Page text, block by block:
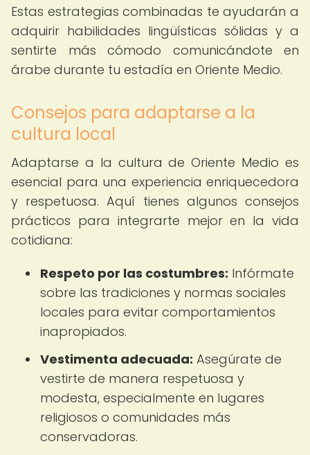
Estas estrategias combinadas te ayudarán a
adquirir habilidades lingüísticas sólidas y a
sentirte más cómodo comunicándote en
árabe durante tu estadía en Oriente Medio.
Consejos para adaptarse a la
cultura local
Adaptarse a la cultura de Oriente Medio es
esencial para una experiencia enriquecedora
y respetuosa. Aquí tienes algunos consejos
prácticos para integrarte mejor en la vida
cotidiana:
Respeto por las costumbres: Infórmate
sobre las tradiciones y normas sociales
locales para evitar comportamientos
inapropiados.
Vestimenta adecuada: Asegúrate de
vestirte de manera respetuosa y
modesta, especialmente en lugares
religiosos o comunidades más
conservadoras.